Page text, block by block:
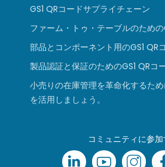
GS1 QRコードサプライチェーン
ファーム・トゥ・テーブルのための
部品とコンポーネント用のGS1 QR
製品認証と保証のためのGS1 QRコ
小売りの在庫管理を革命化するため
を活用しましょう。
コミュニティに参